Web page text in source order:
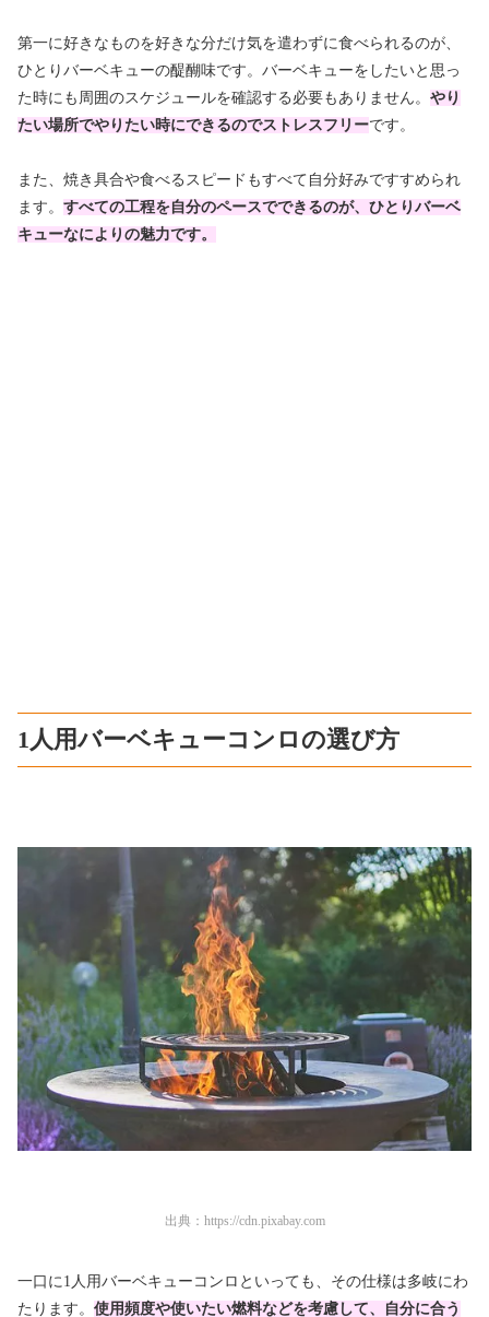
第一に好きなものを好きな分だけ気を遣わずに食べられるのが、
ひとりバーベキューの醍醐味です。バーベキューをしたいと思っ
た時にも周囲のスケジュールを確認する必要もありません。 やり
たい場所でやりたい時にできるのでストレスフリーです。
また、焼き具合や食べるスピードもすべて自分好みですすめられ
ます。 すべての工程を自分のペースでできるのが、ひとりバーベ
キューなによりの魅力です。
1人用バーベキューコンロの選び方
出典： https://cdn.pixabay.com
一口に1人用バーベキューコンロといっても、その仕様は多岐にわ
たります。 使用頻度や使いたい燃料などを考慮して、自分に合う